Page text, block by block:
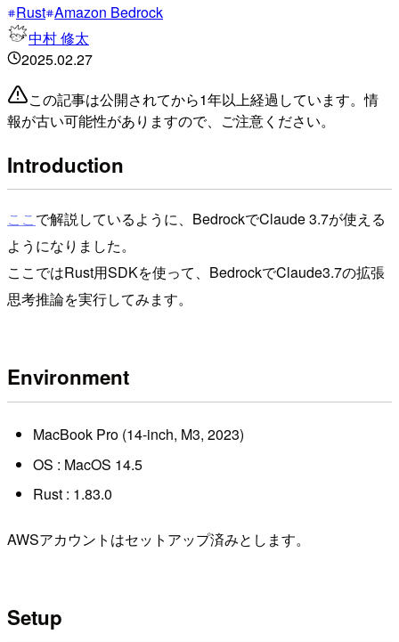
Rust Amazon Bedrock
中村 修太
2025.02.27
この記事は公開されてから1年以上経過しています。情
報が古い可能性がありますので、ご注意ください。
Introduction
ここで解説しているように、BedrockでClaude 3.7が使える
ようになりました。
ここではRust用SDKを使って、BedrockでClaude3.7の拡張
思考推論を実行してみます。
Environment
MacBook Pro (14-inch, M3, 2023)
OS : MacOS 14.5
Rust : 1.83.0
AWSアカウントはセットアップ済みとします。
Setup